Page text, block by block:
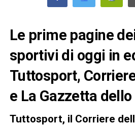
Le prime pagine
sportivi di oggi in
Tuttosport,
e La Gazzetta
Tuttosport, il Corriere